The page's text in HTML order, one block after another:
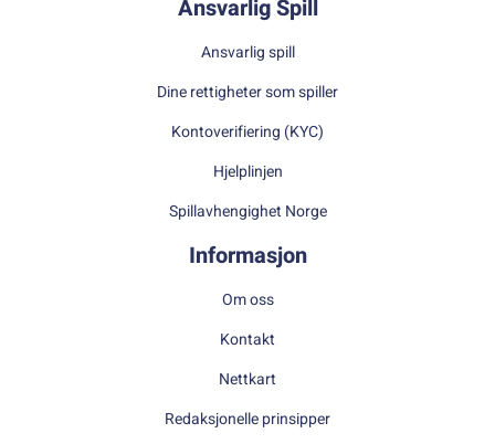
Ansvarlig Spill
Ansvarlig spill
Dine rettigheter som spiller
Kontoverifiering (KYC)
Hjelplinjen
Spillavhengighet Norge
Informasjon
Om oss
Kontakt
Nettkart
Redaksjonelle prinsipper